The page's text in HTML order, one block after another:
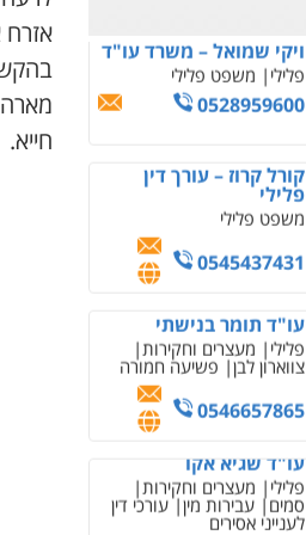
קורל קרוז – עורך דין
פלילי
משפט פלילי
עו"ד תומר בנישתי
פלילי מעצרים וחקירות
פשיעה חמורה
עו"ד שגיא אקו
פלילי מעצרים וחקירות
עבירות מין עורכי דין
לענייני אסירים
אלי אונגר משרד עו"ד
פלילי פשיעה חמורה
אזרח
חייא.